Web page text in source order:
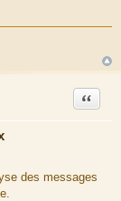
Citation
des messages